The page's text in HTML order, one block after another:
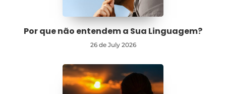
Por que não entendem a Sua Linguagem?
26 de July 2026